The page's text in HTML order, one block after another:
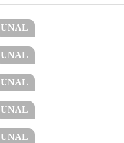
UNAL
UNAL
UNAL
UNAL
UNAL